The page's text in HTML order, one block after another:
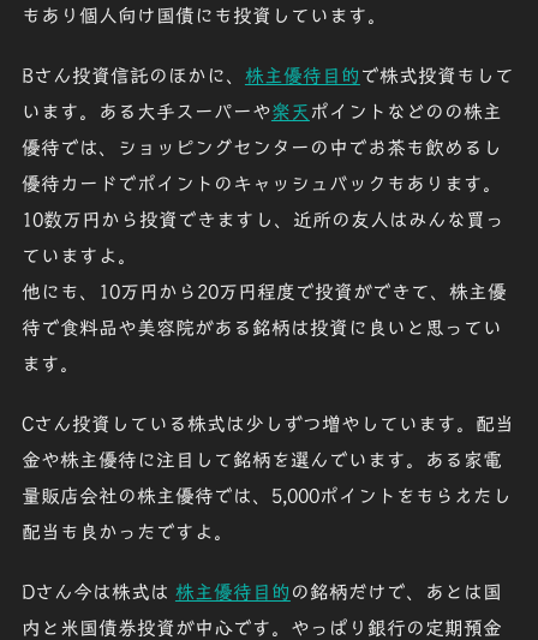
もあり個人向け国債にも投資しています。
Bさん投資信託のほかに、 株主優待目的 で株式投資もして
います。ある大手スーパーや楽天 ポイントなどのの株主
優待では、ショッピングセンターの中でお茶も飲めるし
優待カードでポイントのキャッシュバックもあります。
10数万円から投資できますし、近所の友人はみんな買っ
ていますよ。
他にも、10万円から20万円程度で投資ができて、株主優
待で食料品や美容院がある銘柄は投資に良いと思ってい
ます。
Cさん投資している株式は少しずつ増やしています。配当
金や株主優待に注目して銘柄を選んでいます。ある家電
量販店会社の株主優待では、5,000ポイントをもらえたし
配当も良かったですよ。
Dさん今は株式は 株主優待目的 の銘柄だけで、あとは国
内と米国債券投資 が中心です。やっぱり銀行の定期預金